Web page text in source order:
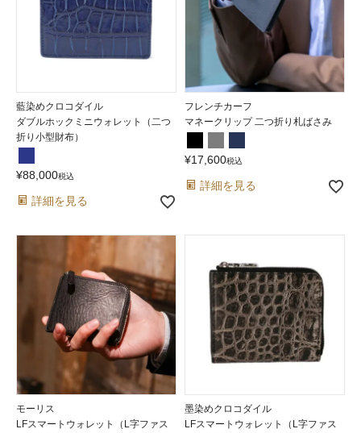
藍染めクロコダイル
ダブルホックミニウォレット（二つ
折り小型財布）
¥88,000税込
詳細を見る
フレンチカーフ
マネークリップ 二つ折り札ばさみ
¥17,600税込
詳細を見る
モーリス
LFスマートウォレット（L字ファス
墨染めクロコダイル
LFスマートウォレット（L字ファス